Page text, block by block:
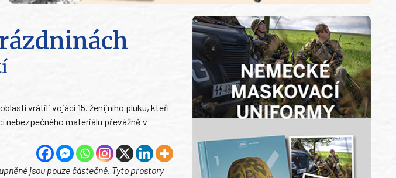
vrátili vojáci 15. ženijního pluku, kteří
nebezpečného materiálu převážně v
jsou pouze částečně. Tyto prostory